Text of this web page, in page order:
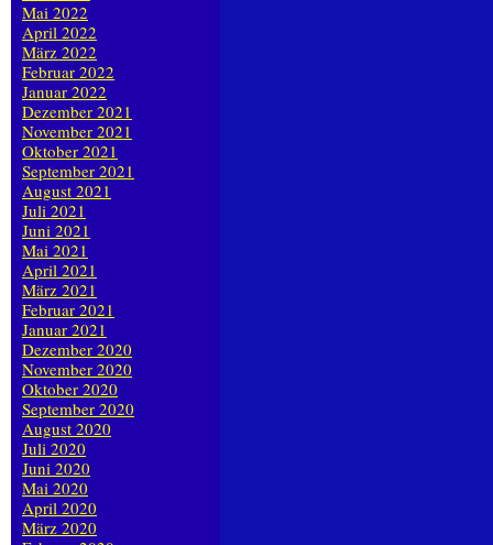
Mai 2022
April 2022
März 2022
Februar 2022
Januar 2022
Dezember 2021
November 2021
Oktober 2021
September 2021
August 2021
Juli 2021
Juni 2021
Mai 2021
April 2021
März 2021
Februar 2021
Januar 2021
Dezember 2020
November 2020
Oktober 2020
September 2020
August 2020
Juli 2020
Juni 2020
Mai 2020
April 2020
März 2020